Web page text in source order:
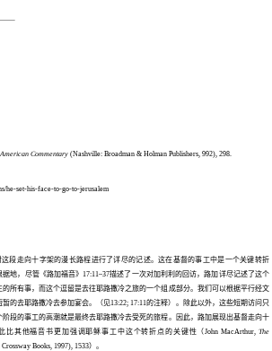
Commentary (Nashville: Broadman & Holman Publishers, 992), 298.
he-set-his-face-to-go-to-jerusalem
段走向十字架的漫长路程进行了详尽的记述。这在基督的事工中是一个关键转折
据地，尽管《路加福音》17:11–37描述了一次对加利利的回访，路加详尽记述了这个
所有事，而这个逗留是去往耶路撒冷之旅的一个组成部分。我们可以根据平行经文
的去耶路撒冷去参加宴会。（见13:22; 17:11的注释）。除此以外，这些短期访问只
段的事工的高潮就是最终去耶路撒冷去受死的旅程。因此，路加展现出基督走向十
比其他福音书更加强调耶稣事工中这个转折点的关键性（John MacArthur,The
Books, 1997), 1533）。